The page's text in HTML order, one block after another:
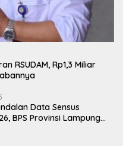
RSUDAM, Rp1,3 Miliar
Data Sensus
BPS Provinsi Lampung